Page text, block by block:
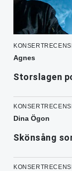
Agnes
Storslagen
Dina Ögon
Skönsång